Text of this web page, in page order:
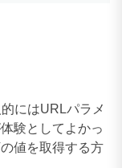
にはURLパラメ
験としてよかっ
値を取得する方